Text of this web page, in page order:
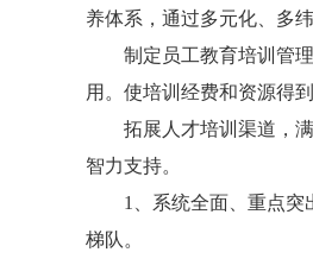
养体系，通过多元化、多
制定员工教育培训管理
用。使培训经费和资源得
拓展人才培训渠道，满
智力支持。
1、系统全面、重点突出
梯队。